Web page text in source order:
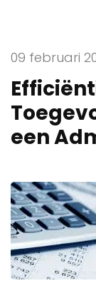
09 februari
een